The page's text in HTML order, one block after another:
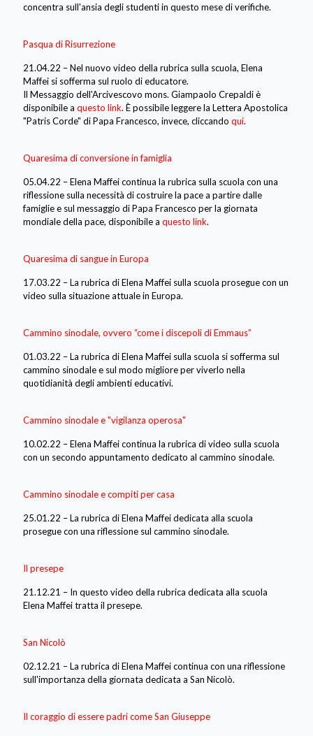
concentra sull'ansia degli studenti in questo mese di verifiche.
Pasqua di Risurrezione
21.04.22 – Nel nuovo video della rubrica sulla scuola, Elena
Maffei si sofferma sul ruolo di educatore.
Il Messaggio dell'Arcivescovo mons. Giampaolo Crepaldi è
disponibile a questo link. È possibile leggere la Lettera Apostolica
"Patris Corde" di Papa Francesco, invece, cliccando qui.
Quaresima di conversione in famiglia
05.04.22 – Elena Maffei continua la rubrica sulla scuola con una
riflessione sulla necessità di costruire la pace a partire dalle
famiglie e sul messaggio di Papa Francesco per la giornata
mondiale della pace, disponibile a questo link.
Quaresima di sangue in Europa
17.03.22 – La rubrica di Elena Maffei sulla scuola prosegue con un
video sulla situazione attuale in Europa.
Cammino sinodale, ovvero “come i discepoli di Emmaus”
01.03.22 – La rubrica di Elena Maffei sulla scuola si sofferma sul
cammino sinodale e sul modo migliore per viverlo nella
quotidianità degli ambienti educativi.
Cammino sinodale e "vigilanza operosa"
10.02.22 – Elena Maffei continua la rubrica di video sulla scuola
con un secondo appuntamento dedicato al cammino sinodale.
Cammino sinodale e compiti per casa
25.01.22 – La rubrica di Elena Maffei dedicata alla scuola
prosegue con una riflessione sul cammino sinodale.
Il presepe
21.12.21 – In questo video della rubrica dedicata alla scuola
Elena Maffei tratta il presepe.
San Nicolò
02.12.21 – La rubrica di Elena Maffei continua con una riflessione
sull'importanza della giornata dedicata a San Nicolò.
Il coraggio di essere padri come San Giuseppe